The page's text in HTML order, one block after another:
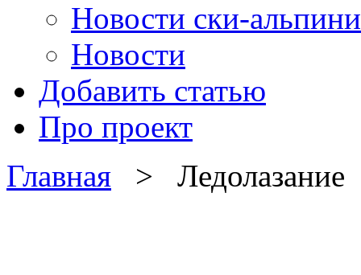
Новости ски-
Новости
Добавить статью
Про проект
Главная > Ледолазание